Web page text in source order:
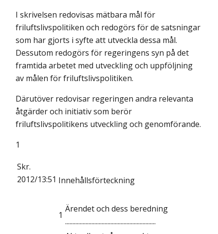
I skrivelsen redovisas mätbara mål för
friluftslivspolitiken och redogörs för de satsningar
som har gjorts i syfte att utveckla dessa mål.
Dessutom redogörs för regeringens syn på det
framtida arbetet med utveckling och uppföljning
av målen för friluftslivspolitiken.
Därutöver redovisar regeringen andra relevanta
åtgärder och initiativ som berör
friluftslivspolitikens utveckling och genomförande.
1
Skr.
2012/13:51 Innehållsförteckning
1
Ärendet och dess beredning
..............................................................